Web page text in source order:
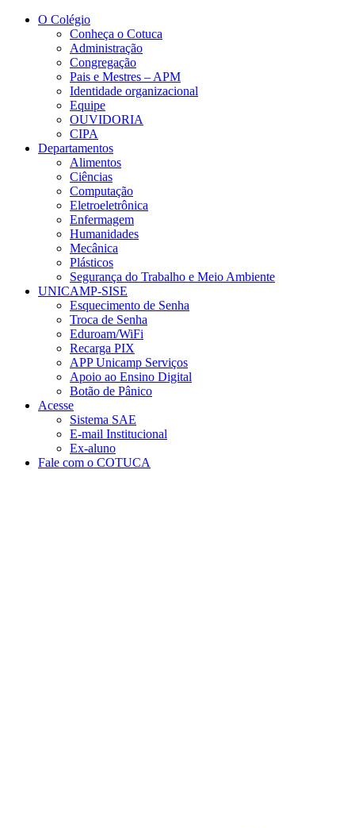
Conteúdo principal
O Colégio
Conheça o Cotuca
Administração
Congregação
Pais e Mestres – APM
Identidade organizacional
Equipe
OUVIDORIA
CIPA
Departamentos
Alimentos
Ciências
Computação
Eletroeletrônica
Enfermagem
Humanidades
Mecânica
Plásticos
Segurança do Trabalho e Meio Ambiente
UNICAMP-SISE
Esquecimento de Senha
Troca de Senha
Eduroam/WiFi
Recarga PIX
APP Unicamp Serviços
Apoio ao Ensino Digital
Botão de Pânico
Acesse
Sistema SAE
E-mail Institucional
Ex-aluno
Fale com o COTUCA